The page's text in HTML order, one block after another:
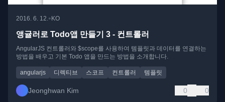
2016. 6. 12.• KO
앵귤러로 Todo앱 만들기 3 - 컨트롤러
AngularJS 컨트롤러와 $scope를 사용하여 템플릿과 데이터를 연결하는
방법을 배우고 기본 Todo 앱을 만드는 방법을 소개합니다.
angularjs 디렉티브 스코프 컨트롤러 템플릿
Jeonghwan Kim 0 0